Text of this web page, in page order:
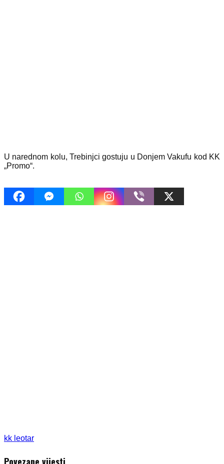
U narednom kolu, Trebinjci gostuju u Donjem Vakufu kod KK
„Promo“.
kk leotar
Povezane vijesti